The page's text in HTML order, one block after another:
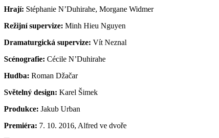
Hrají: Stéphanie N’Duhirahe, Morgane Widmer
Režijní supervize: Minh Hieu Nguyen
Dramaturgická supervize: Vít Neznal
Scénografie: Cécile N’Duhirahe
Hudba: Roman Džačar
Světelný design: Karel Šimek
Produkce: Jakub Urban
Premiéra: 7. 10. 2016, Alfred ve dvoře